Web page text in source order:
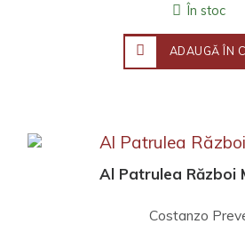
În stoc
ADAUGĂ ÎN
Al Patrulea Război
Costanzo